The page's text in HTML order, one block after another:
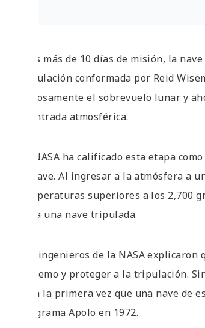
Tras más de 10 días de misión, la
tripulación conformada por Reid
exitosamente el sobrevuelo lunar y
reentrada atmosférica.
La NASA ha calificado esta etapa
la nave. Al ingresar a la atmósfera a
temperaturas superiores a los 2,700
para una nave tripulada.
Los ingenieros de la NASA
extremo y proteger a la tripulación.
será la primera vez que una nave de
programa Apolo en 1972.